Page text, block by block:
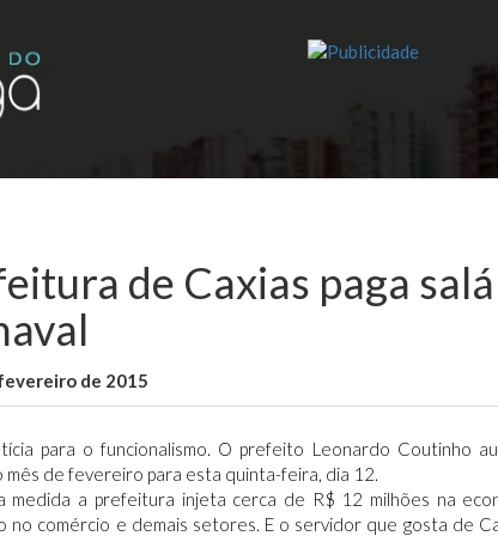
de Caxias paga
de 2015
para o funcionalismo. O prefeito Leonardo Coutinho
mês de fevereiro para esta quinta-feira, dia 12.
medida a prefeitura injeta cerca de R$ 12 milhões na
no comércio e demais setores. E o servidor que gosta de